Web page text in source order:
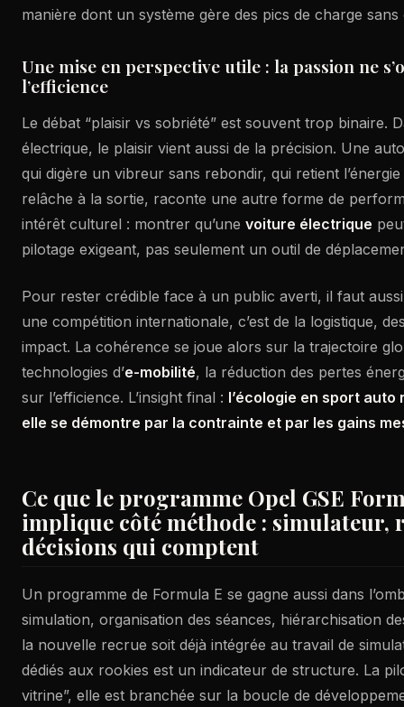
manière dont un système gère des pics de charge
Une mise en perspective utile : la passion ne
l’efficience
Le débat “plaisir vs sobriété” est souvent trop binaire.
électrique, le plaisir vient aussi de la précision. Une
qui digère un vibreur sans rebondir, qui retient
relâche à la sortie, raconte une autre forme de
intérêt culturel : montrer qu’une voiture électrique
pilotage exigeant, pas seulement un outil de
Pour rester crédible face à un public averti, il faut
une compétition internationale, c’est de la logistique,
impact. La cohérence se joue alors sur la trajectoire
technologies d’e-mobilité, la réduction des pertes
sur l’efficience. L’insight final : l’écologie en sport auto
elle se démontre par la contrainte et par les gains
Ce que le programme Opel GSE
implique côté méthode : simulateur,
décisions qui comptent
Un programme de Formula E se gagne aussi dans
simulation, organisation des séances, hiérarchisation
la nouvelle recrue soit déjà intégrée au travail de
dédiés aux rookies est un indicateur de structure. La
vitrine”, elle est branchée sur la boucle de